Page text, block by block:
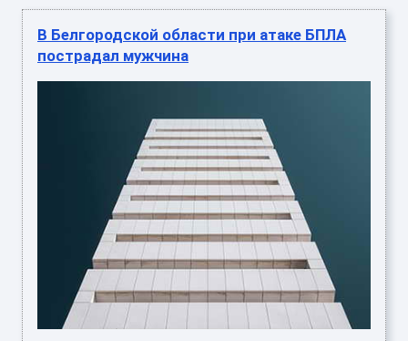
В Белгородской области при атаке БПЛА
пострадал мужчина